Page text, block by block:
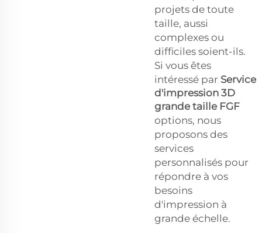
projets de toute
taille, aussi
complexes ou
difficiles soient-ils.
Si vous êtes
intéressé par Service
d'impression 3D
grande taille FGF
options, nous
proposons des
services
personnalisés pour
répondre à vos
besoins
d'impression à
grande échelle.